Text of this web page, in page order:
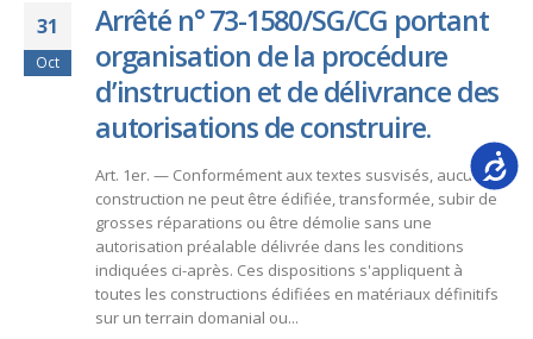
31
Oct
Arrêté n° 73-1580/SG/CG portant
organisation de la procédure
d’instruction et de délivrance des
autorisations de construire.
Art. 1er. — Conformément aux textes susvisés, aucune
construction ne peut être édifiée, transformée, subir de
grosses réparations ou être démolie sans une
autorisation préalable délivrée dans les conditions
indiquées ci-après. Ces dispositions s'appliquent à
toutes les constructions édifiées en matériaux définitifs
sur un terrain domanial ou...